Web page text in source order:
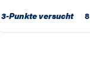
3-Punkte versucht 8